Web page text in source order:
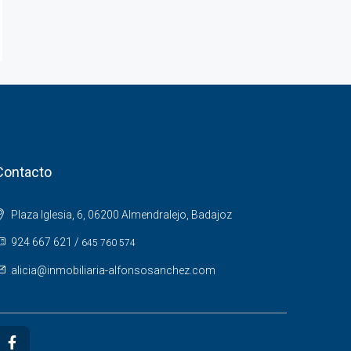
Plaza Iglesia, 6, 06200 Almendralejo, Badajoz
924 667 621 / 645 760 574
alicia@inmobiliaria-alfonsosanchez.com